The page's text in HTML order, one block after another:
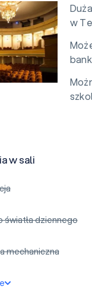
w
w sali
światła dziennego
mechaniczna